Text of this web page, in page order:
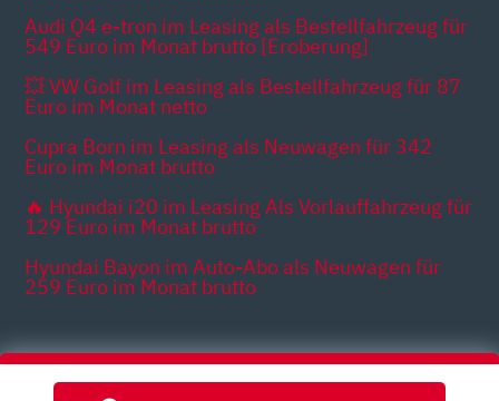
Audi Q4 e-tron im Leasing als Bestellfahrzeug für
549 Euro im Monat brutto [Eroberung]
💥 VW Golf im Leasing als Bestellfahrzeug für 87
Euro im Monat netto
Cupra Born im Leasing als Neuwagen für 342
Euro im Monat brutto
🔥 Hyundai i20 im Leasing Als Vorlauffahrzeug für
129 Euro im Monat brutto
Hyundai Bayon im Auto-Abo als Neuwagen für
259 Euro im Monat brutto